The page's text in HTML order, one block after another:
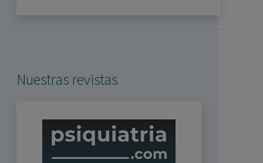
Nuestras revistas